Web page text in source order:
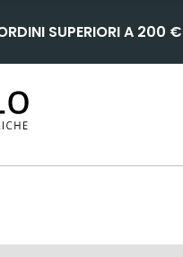
SUPERIORI A 200 €